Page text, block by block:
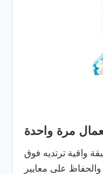
مرة واحدة
واقية ترتديه فوق
والحفاظ على معايير